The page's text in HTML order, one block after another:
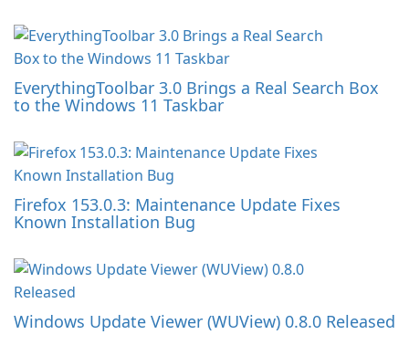
EverythingToolbar 3.0 Brings a Real Search Box
to the Windows 11 Taskbar
Firefox 153.0.3: Maintenance Update Fixes
Known Installation Bug
Windows Update Viewer (WUView) 0.8.0 Released